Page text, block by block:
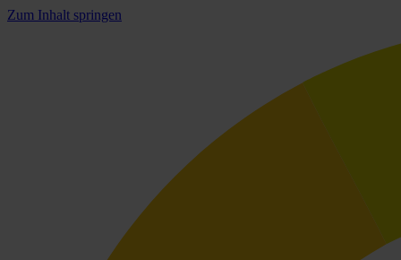
Zum Inhalt springen